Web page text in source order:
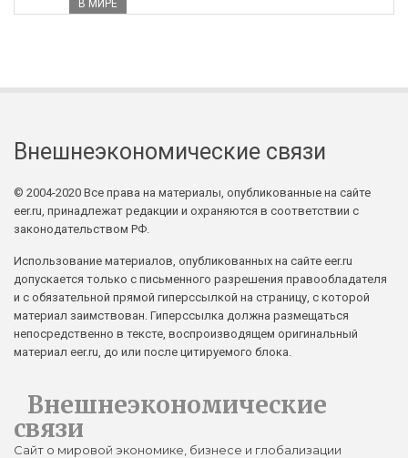
В МИРЕ
Внешнеэкономические связи
© 2004-2020 Все права на материалы, опубликованные на сайте
eer.ru, принадлежат редакции и охраняются в соответствии с
законодательством РФ.
Использование материалов, опубликованных на сайте eer.ru
допускается только с письменного разрешения правообладателя
и с обязательной прямой гиперссылкой на страницу, с которой
материал заимствован. Гиперссылка должна размещаться
непосредственно в тексте, воспроизводящем оригинальный
материал eer.ru, до или после цитируемого блока.
Внешнеэкономические
связи
Сайт о мировой экономике, бизнесе и глобализации